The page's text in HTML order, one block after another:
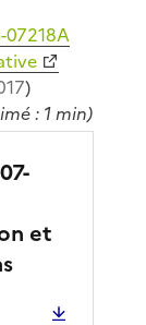
07218A
)
: 1 min)
et